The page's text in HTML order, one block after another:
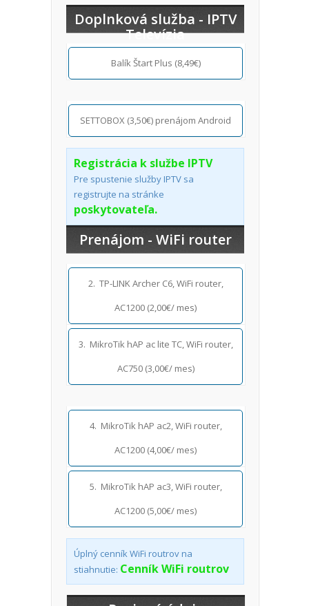
Doplnková služba - IPTV
Televízia
Balík Štart Plus (8,49€)
SETTOBOX (3,50€) prenájom Android
Registrácia k službe IPTV
Pre spustenie služby IPTV sa
registrujte na stránke
poskytovateľa.
Prenájom - WiFi router
2. TP-LINK Archer C6, WiFi router,
AC1200 (2,00€/ mes)
3. MikroTik hAP ac lite TC, WiFi router,
AC750 (3,00€/ mes)
4. MikroTik hAP ac2, WiFi router,
AC1200 (4,00€/ mes)
5. MikroTik hAP ac3, WiFi router,
AC1200 (5,00€/ mes)
Úplný cenník WiFi routrov na
stiahnutie: Cenník WiFi routrov